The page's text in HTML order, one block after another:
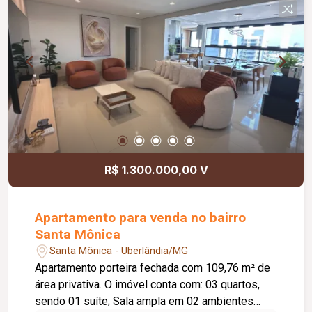
R$ 1.300.000,00 V
Apartamento para venda no bairro
Santa Mônica
Santa Mônica - Uberlândia/MG
Apartamento porteira fechada com 109,76 m² de
área privativa. O imóvel conta com: 03 quartos,
sendo 01 suíte; Sala ampla em 02 ambientes